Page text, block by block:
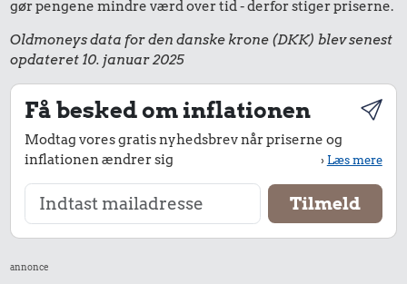
gør pengene mindre værd over tid - derfor stiger priserne.
Oldmoneys data for den danske krone (DKK) blev senest
opdateret 10. januar 2025
Få besked om inflationen
Modtag vores gratis nyhedsbrev når priserne og
inflationen ændrer sig
›Læs mere
annonce